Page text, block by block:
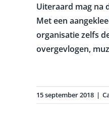
Uiteraard mag na
Met een
organisatie zelfs
overgevlogen,
15 september 2018 |